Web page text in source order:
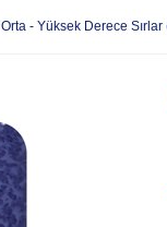
Orta - Yüksek Derece